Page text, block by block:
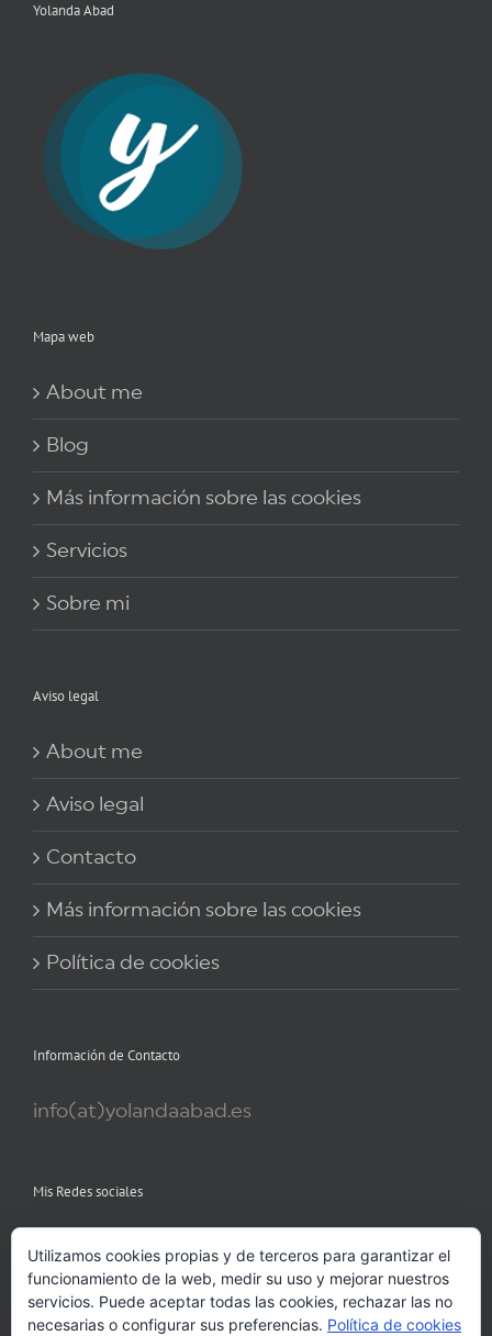
Yolanda Abad
Mapa web
About me
Blog
Más información sobre las cookies
Servicios
Sobre mi
Aviso legal
About me
Aviso legal
Contacto
Más información sobre las cookies
Política de cookies
Información de Contacto
info(at)yolandaabad.es
Mis Redes sociales
Utilizamos cookies propias y de terceros para garantizar el
funcionamiento de la web, medir su uso y mejorar nuestros
servicios. Puede aceptar todas las cookies, rechazar las no
necesarias o configurar sus preferencias. Política de cookies